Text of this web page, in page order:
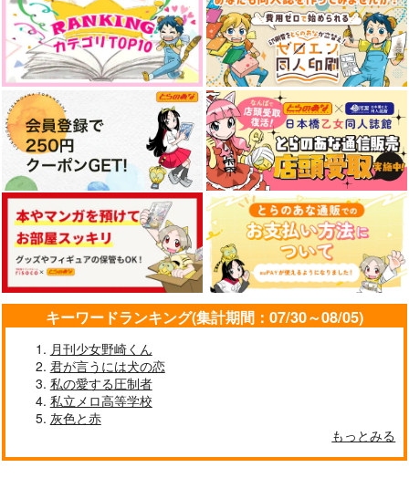
キーワードランキング(集計期間：07/30～08/05)
月刊少女野崎くん
君が言うには犬の恋
私の愛する圧制者
私立メロ高等学校
灰色と赤
もっとみる